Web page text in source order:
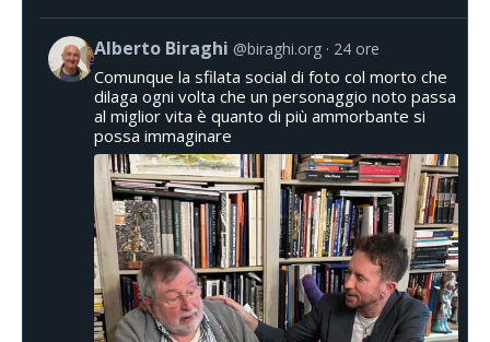
Alberto Biraghi @biraghi.org 24 ore
Comunque la sfilata social di foto col morto che
dilaga ogni volta che un personaggio noto passa
al miglior vita è quanto di più ammorbante si
possa immaginare